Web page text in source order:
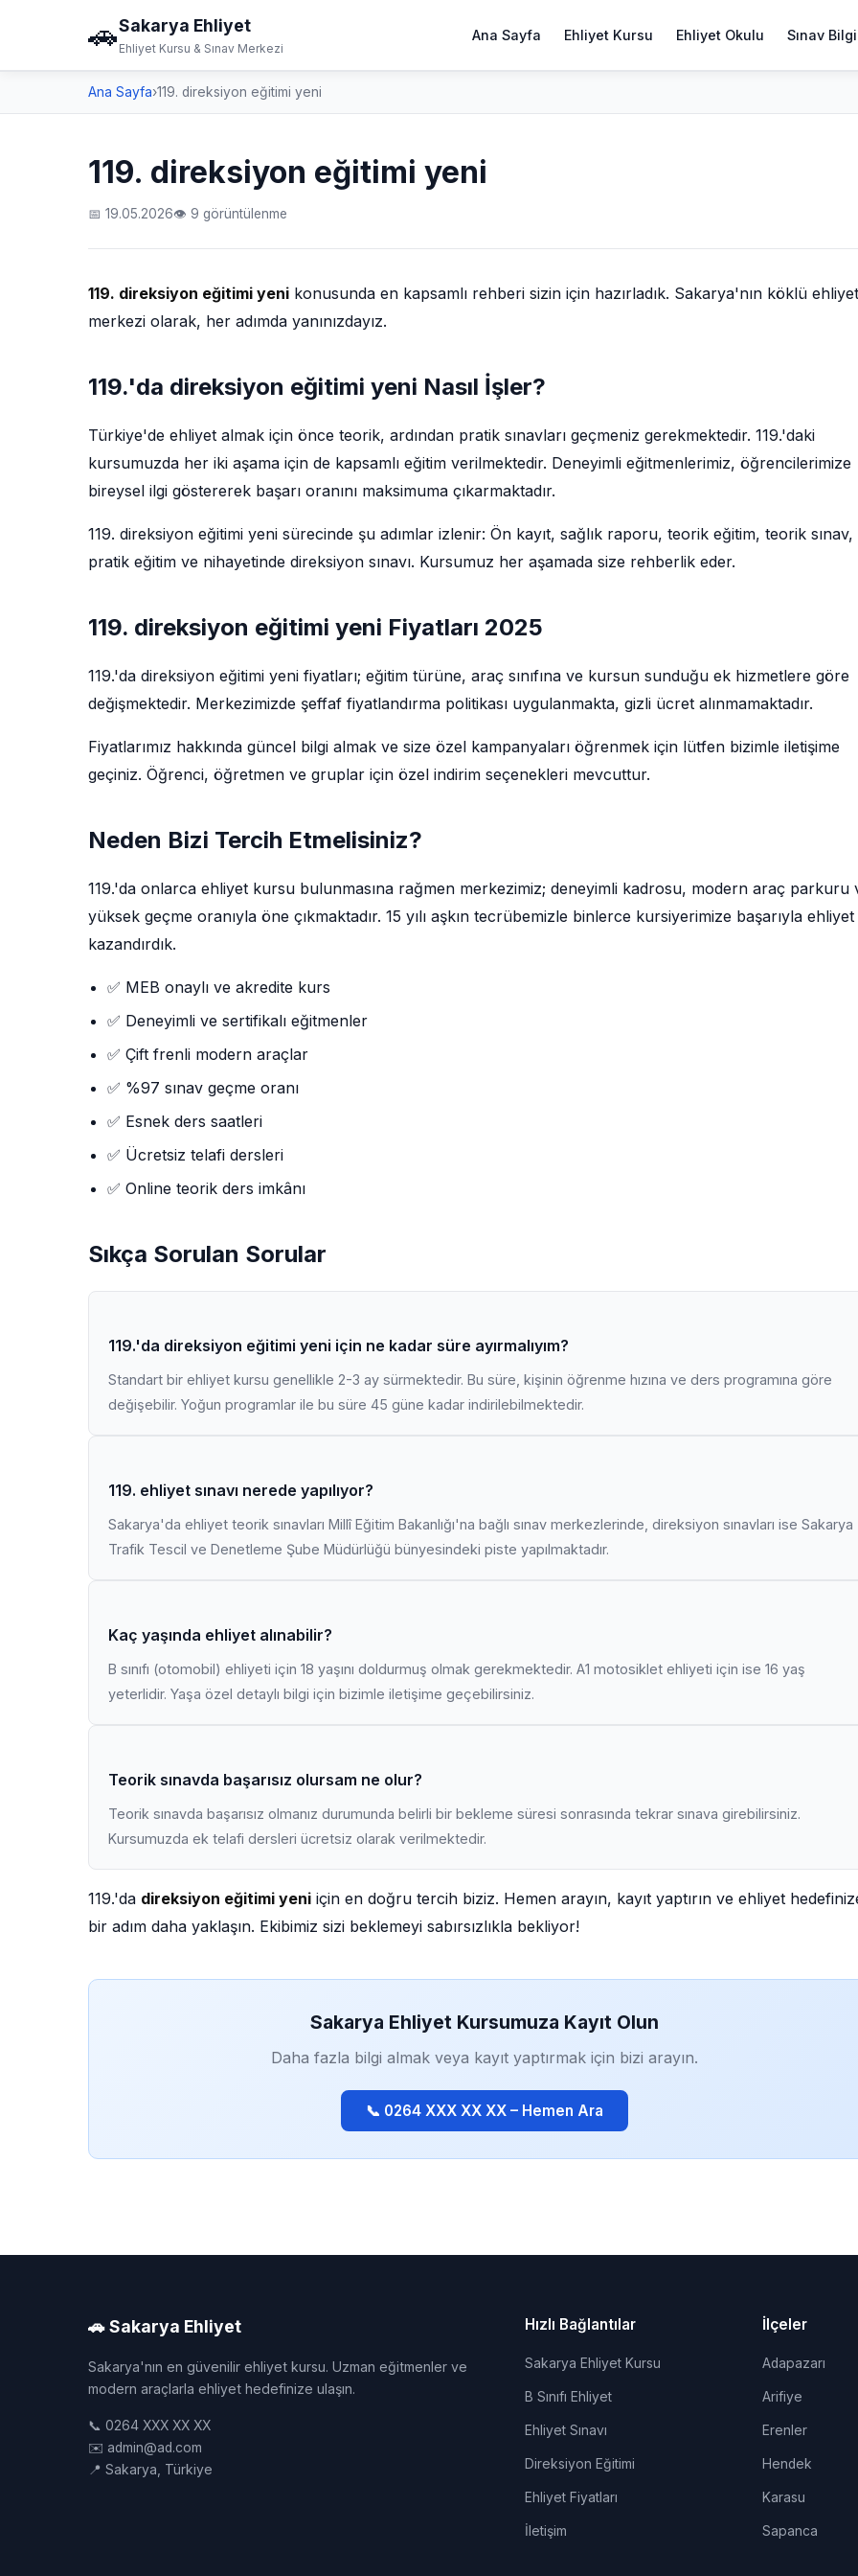
🚗Sakarya Ehliyet
Ehliyet Kursu & Sınav Merkezi
Ana Sayfa Ehliyet Kursu Ehliyet Okulu Sınav
Ana Sayfa›119. direksiyon eğitimi yeni
119. direksiyon eğitimi yeni
📅 19.05.2026👁 9 görüntülenme
119. direksiyon eğitimi yeni konusunda en kapsamlı rehberi sizin için hazırladık. Sakarya'nın köklü ehliyet
merkezi olarak, her adımda yanınızdayız.
119.'da direksiyon eğitimi yeni Nasıl İşler?
Türkiye'de ehliyet almak için önce teorik, ardından pratik sınavları geçmeniz gerekmektedir. 119.'daki
kursumuzda her iki aşama için de kapsamlı eğitim verilmektedir. Deneyimli eğitmenlerimiz, öğrencilerimize
bireysel ilgi göstererek başarı oranını maksimuma çıkarmaktadır.
119. direksiyon eğitimi yeni sürecinde şu adımlar izlenir: Ön kayıt, sağlık raporu, teorik eğitim, teorik sınav,
pratik eğitim ve nihayetinde direksiyon sınavı. Kursumuz her aşamada size rehberlik eder.
119. direksiyon eğitimi yeni Fiyatları 2025
119.'da direksiyon eğitimi yeni fiyatları; eğitim türüne, araç sınıfına ve kursun sunduğu ek hizmetlere göre
değişmektedir. Merkezimizde şeffaf fiyatlandırma politikası uygulanmakta, gizli ücret alınmamaktadır.
Fiyatlarımız hakkında güncel bilgi almak ve size özel kampanyaları öğrenmek için lütfen bizimle iletişime
geçiniz. Öğrenci, öğretmen ve gruplar için özel indirim seçenekleri mevcuttur.
Neden Bizi Tercih Etmelisiniz?
119.'da onlarca ehliyet kursu bulunmasına rağmen merkezimiz; deneyimli kadrosu, modern araç parkuru
yüksek geçme oranıyla öne çıkmaktadır. 15 yılı aşkın tecrübemizle binlerce kursiyerimize başarıyla ehliyet
kazandırdık.
✅ MEB onaylı ve akredite kurs
✅ Deneyimli ve sertifikalı eğitmenler
✅ Çift frenli modern araçlar
✅ %97 sınav geçme oranı
✅ Esnek ders saatleri
✅ Ücretsiz telafi dersleri
✅ Online teorik ders imkânı
Sıkça Sorulan Sorular
119.'da direksiyon eğitimi yeni için ne kadar süre ayırmalıyım?
Standart bir ehliyet kursu genellikle 2-3 ay sürmektedir. Bu süre, kişinin öğrenme hızına ve ders programına göre
değişebilir. Yoğun programlar ile bu süre 45 güne kadar indirilebilmektedir.
119. ehliyet sınavı nerede yapılıyor?
Sakarya'da ehliyet teorik sınavları Millî Eğitim Bakanlığı'na bağlı sınav merkezlerinde, direksiyon sınavları ise Sakarya
Trafik Tescil ve Denetleme Şube Müdürlüğü bünyesindeki piste yapılmaktadır.
Kaç yaşında ehliyet alınabilir?
B sınıfı (otomobil) ehliyeti için 18 yaşını doldurmuş olmak gerekmektedir. A1 motosiklet ehliyeti için ise 16 yaş
yeterlidir. Yaşa özel detaylı bilgi için bizimle iletişime geçebilirsiniz.
Teorik sınavda başarısız olursam ne olur?
Teorik sınavda başarısız olmanız durumunda belirli bir bekleme süresi sonrasında tekrar sınava girebilirsiniz.
Kursumuzda ek telafi dersleri ücretsiz olarak verilmektedir.
119.'da direksiyon eğitimi yeni için en doğru tercih biziz. Hemen arayın, kayıt yaptırın ve ehliyet
bir adım daha yaklaşın. Ekibimiz sizi beklemeyi sabırsızlıkla bekliyor!
Sakarya Ehliyet Kursumuza Kayıt Olun
Daha fazla bilgi almak veya kayıt yaptırmak için bizi arayın.
📞 0264 XXX XX XX – Hemen Ara
🚗 Sakarya Ehliyet
Sakarya'nın en güvenilir ehliyet kursu. Uzman eğitmenler ve
modern araçlarla ehliyet hedefinize ulaşın.
📞 0264 XXX XX XX
✉️ admin@ad.com
📍 Sakarya, Türkiye
Hızlı Bağlantılar
Sakarya Ehliyet Kursu
B Sınıfı Ehliyet
Ehliyet Sınavı
Direksiyon Eğitimi
Ehliyet Fiyatları
İletişim
İlçeler
Adapazarı
Arifiye
Erenler
Hendek
Karasu
Sapanca